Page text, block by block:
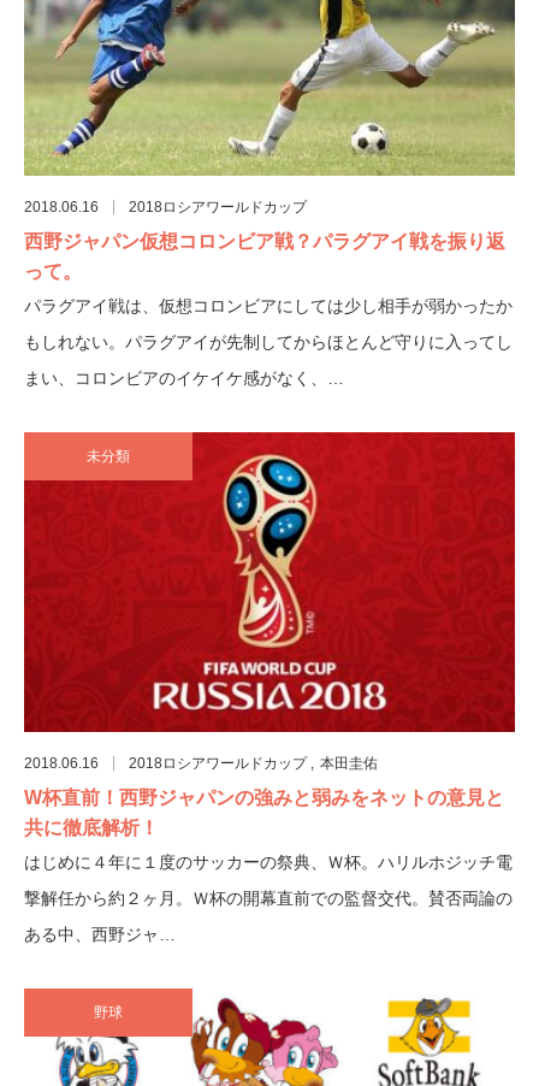
2018.06.16 2018ロシアワールドカップ
西野ジャパン仮想コロンビア戦？パラグアイ戦を振り返
って。
パラグアイ戦は、仮想コロンビアにしては少し相手が弱かったか
もしれない。パラグアイが先制してからほとんど守りに入ってし
まい、コロンビアのイケイケ感がなく、…
未分類
2018.06.16 2018ロシアワールドカップ 本田圭佑
W杯直前！西野ジャパンの強みと弱みをネットの意見と
共に徹底解析！
はじめに４年に１度のサッカーの祭典、Ｗ杯。ハリルホジッチ電
撃解任から約２ヶ月。Ｗ杯の開幕直前での監督交代。賛否両論の
ある中、西野ジャ…
野球